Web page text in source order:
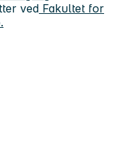
ved Fakultet for